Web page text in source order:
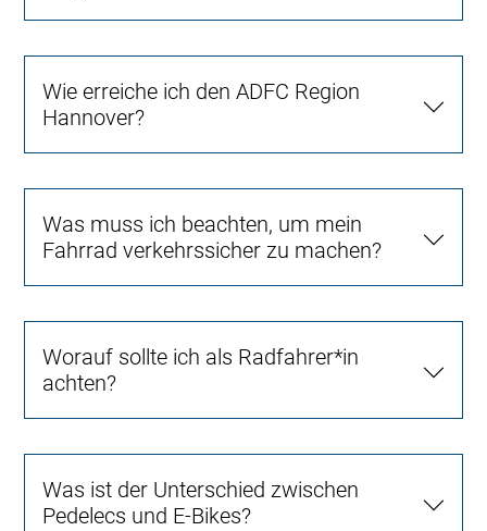
Wie erreiche ich den ADFC Region
Hannover?
Was muss ich beachten, um mein
Fahrrad verkehrssicher zu machen?
Worauf sollte ich als Radfahrer*in
achten?
Was ist der Unterschied zwischen
Pedelecs und E-Bikes?